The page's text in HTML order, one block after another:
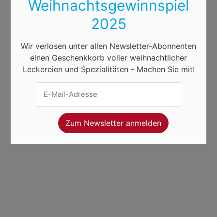
Weihnachtsgewinnspiel
2025
Wir verlosen unter allen Newsletter-Abonnenten
einen Geschenkkorb voller weihnachtlicher
Leckereien und Spezialitäten - Machen Sie mit!